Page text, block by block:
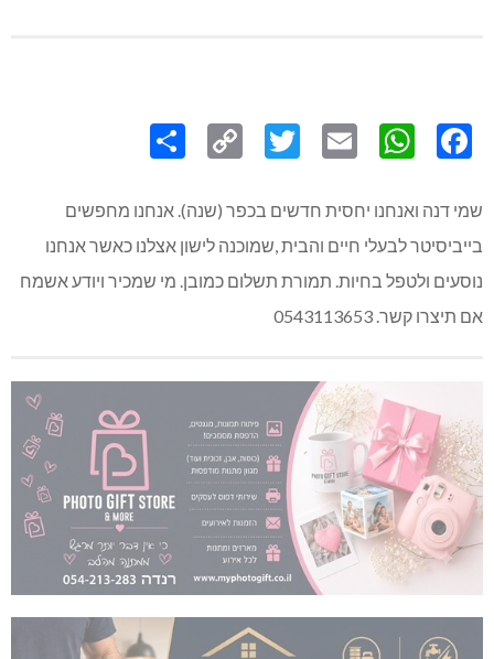
Link
שמי דנה ואנחנו יחסית חדשים בכפר (שנה). אנחנו מחפשים
בייביסיטר לבעלי חיים והבית ,שמוכנה לישון אצלנו כאשר אנחנו
נוסעים ולטפל בחיות. תמורת תשלום כמובן. מי שמכיר ויודע אשמח
אם תיצרו קשר. 0543113653